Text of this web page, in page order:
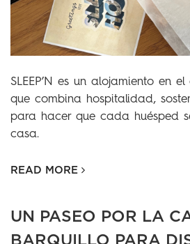
SLEEP’N es un alojamiento en
que combina hospitalidad,
para hacer que cada huésped
casa.
READ MORE
UN PASEO POR LA